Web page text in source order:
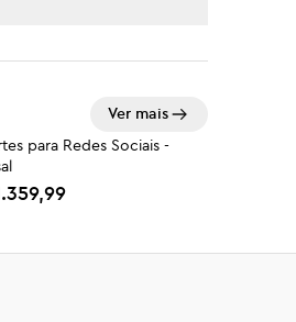
Ver mais
para Redes Sociais -